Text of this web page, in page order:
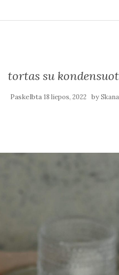
tortas su
Paskelbta 18 liepos, 2022 by